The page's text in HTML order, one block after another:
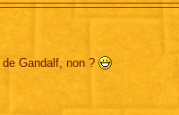
Gandalf, non ?